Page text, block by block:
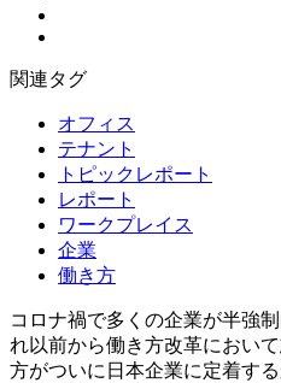
関連タグ
オフィス
テナント
トピックレポート
レポート
ワークプレイス
企業
働き方
コロナ禍で多くの企業が半強
れ以前から働き方改革におい
方がついに日本企業に定着す